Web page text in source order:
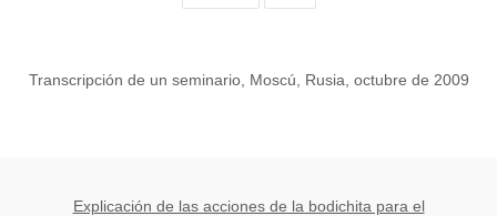
Transcripción de un seminario, Moscú, Rusia, octubre de 2009
Explicación de las acciones de la bodichita para el